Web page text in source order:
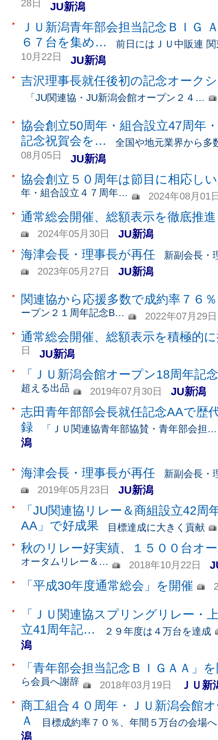
28日 JU新潟
ＪＵ新潟青年部会担当記念ＢＩＧ
６７台を集め… 前日にはＪＵ中販連
10月22日 JU新潟
吉沢理事長就任後初の記念オーク
「JU関連協・JU新潟会館オープン２４…
協会創立50周年・組合設立47周年
記念祝賀会を… 全国や地元業界から
08月05日 JU新潟
協会創立５０周年は節目に相応し
年・組合設立４７周年… 2024年08月01
通常総会開催、総額表示を徹底推進
2024年05月30日 JU新潟
海津会長・理事長が再任
新副会長・
2023年05月27日
JU新潟
関連協から応援多数で成約率７６
ープン２１周年記念B… 2022年07月29日
通常総会開催、総額表示を積極的
日 JU新潟
「ＪＵ新潟会館オープン18周年記
超える出品 2019年07月30日 JU新潟
志田青年部部会長就任記念AAで歴
録 「ＪＵ関連協青年部協賛・青年部会担…
潟
海津会長・理事長が再任
新副会長・
2019年05月23日
JU新潟
「JU関連協リレー＆商組設立42周
AA」で好成果 目標達成に大きく貢献
秋のリレー好実績、１５００台オ
オータムリレー＆… 2018年10月22日
「平成30年度通常総会」を開催
「ＪＵ関連協スプリングリレー・
立41周年記… ２９年度は４万台を達成
潟
「青年部会担当記念ＢＩＧＡＡ」
ら会員へ謝辞 2018年03月19日 ＪＵ新
商工組合４０周年・ＪＵ新潟会館
Ａ 目標成約率７０％、年間５万台の会場へ